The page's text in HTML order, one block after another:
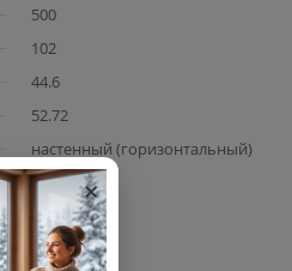
500
102
44.6
52.72
настенный (горизонтальный)
1/2
10.16
120
×